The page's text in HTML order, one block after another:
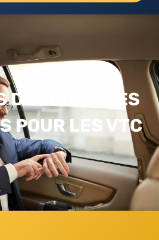
DE VÉHICULES
POUR LES VTC